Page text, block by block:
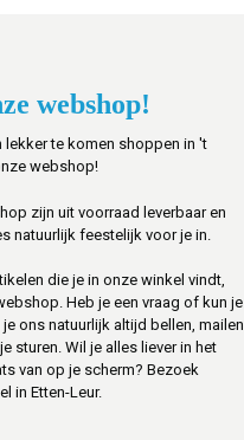
webshop!
lekker te komen shoppen in 't
webshop!
zijn uit voorraad leverbaar en
natuurlijk feestelijk voor je in.
die je in onze winkel vindt,
Heb je een vraag of kun je
ons natuurlijk altijd bellen, mailen
sturen. Wil je alles liever in het
van op je scherm? Bezoek
in Etten-Leur.